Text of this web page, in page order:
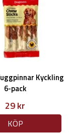
Kyckling
6-pack
29 kr
KÖP